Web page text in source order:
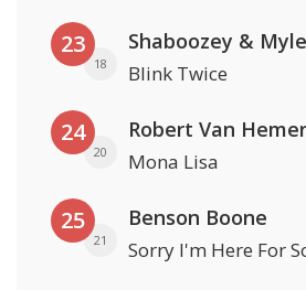
23
18
Shaboozey &
Blink Twice
24
20
Robert Van
Mona Lisa
25
21
Benson Boone
Sorry I'm Here For